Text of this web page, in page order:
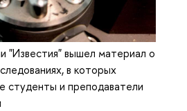
"Известия" вышел материал о
в которых
студенты и преподаватели